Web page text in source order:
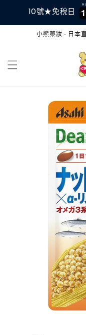
跳至內
10號★免稅日 1
1
1
1
小熊藥妝 - 日本